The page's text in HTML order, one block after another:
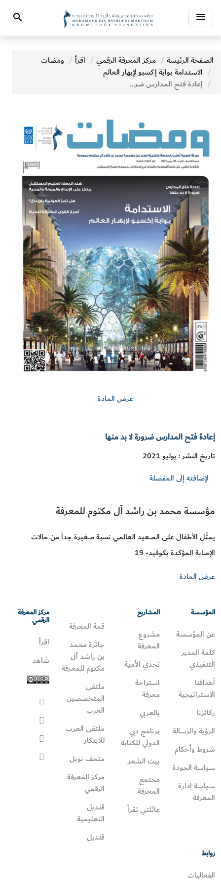
Toggle
navigation
Search
الصفحة الرئيسة مركز المعرفة الرقمي اقرأ
ومضات
الاستدامة بوابة إكسبو لإبهار العالم
إعادة فتح المدارس ضرورة لا بد منها
عرض المادة
إعادة فتح المدارس ضرورة لا بد منها
تاريخ النشر : يوليو 2021
لإضافته إلى المفضلة
مؤسسة محمد بن راشد آل مكتوم للمعرفة
يمثّل الأطفال على الصعيد العالمي نسبة صغيرة جداً من حالات
الإصابة المؤكدة بكوفيد- 19
عرض المادة
المؤسسة
عن المؤسسة
كلمة المدير
التنفيذي
أهدافنا
الاستراتيجية
ركائزنا
الرؤية والرسالة
شروط وأحكام
سياسة الجودة
سياسة إدارة
المعرفة
المشاريع
مشروع
المعرفة
تحدي الأمية
استراحة
معرفة
بالعربي
برنامج دبي
الدولي للكتابة
بيت الشعر
مجتمع
المعرفة
عائلتي تقرأ‎
قمة المعرفة
جائزة محمد
بن راشد آل
مكتوم للمعرفة
ملتقى
المتخصصين
العرب
ملتقى العرب
للابتكار
متحف نوبل
مركز المعرفة
الرقمي
قنديل
التعليمية
قنديل
مركز المعرفة
الرقمي
اقرأ
شاهد
روابط
الفعاليات